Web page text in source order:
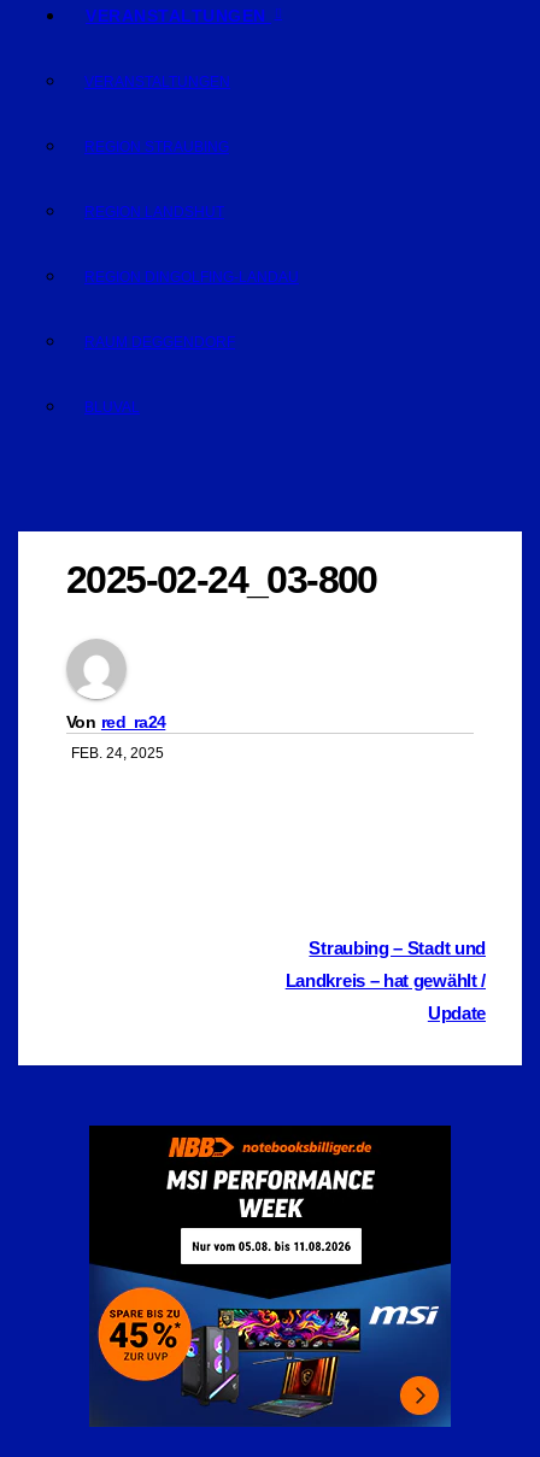
VERANSTALTUNGEN
VERANSTALTUNGEN
REGION STRAUBING
REGION LANDSHUT
REGION DINGOLFING-LANDAU
RAUM DEGGENDORF
BLUVAL
2025-02-24_03-800
Von red_ra24
FEB. 24, 2025
BeitragsnavigationStraubing – Stadt und
Landkreis – hat gewählt /
Update